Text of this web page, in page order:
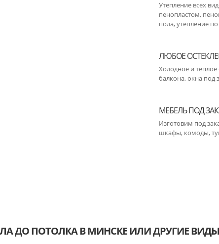
Утепление всех
пенопластом,
пола, утепление
ЛЮБОЕ
Холодное и
балкона, окна под
МЕБЕЛЬ ПОД
Изготовим под
шкафы, комоды,
ДО ПОТОЛКА В МИНСКЕ ИЛИ ДРУГИЕ